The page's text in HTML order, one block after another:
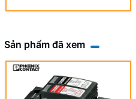
Sản phẩm đã xem